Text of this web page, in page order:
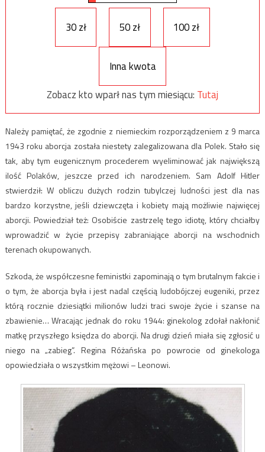
30 zł 50 zł 100 zł
Inna kwota
Zobacz kto wparł nas tym miesiącu: Tutaj
Należy pamiętać, że zgodnie z niemieckim rozporządzeniem z 9 marca
1943 roku aborcja została niestety zalegalizowana dla Polek. Stało się
tak, aby tym eugenicznym procederem wyeliminować jak największą
ilość Polaków, jeszcze przed ich narodzeniem. Sam Adolf Hitler
stwierdził: W obliczu dużych rodzin tubylczej ludności jest dla nas
bardzo korzystne, jeśli dziewczęta i kobiety mają możliwie najwięcej
aborcji. Powiedział też: Osobiście zastrzelę tego idiotę, który chciałby
wprowadzić w życie przepisy zabraniające aborcji na wschodnich
terenach okupowanych.
Szkoda, że współczesne feministki zapominają o tym brutalnym fakcie i
o tym, że aborcja była i jest nadal częścią ludobójczej eugeniki, przez
którą rocznie dziesiątki milionów ludzi traci swoje życie i szanse na
zbawienie… Wracając jednak do roku 1944: ginekolog zdołał nakłonić
matkę przyszłego księdza do aborcji. Na drugi dzień miała się zgłosić u
niego na „zabieg”. Regina Różańska po powrocie od ginekologa
opowiedziała o wszystkim mężowi – Leonowi.